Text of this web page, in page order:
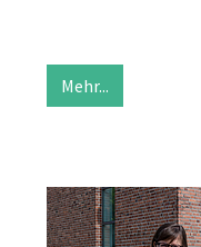
Mehr...